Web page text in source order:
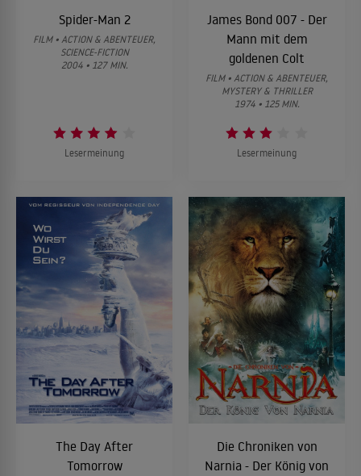
Spider-Man 2
FILM • ACTION & ABENTEUER,
SCIENCE-FICTION
2004 • 127 MIN.
Lesermeinung
James Bond 007 - Der
Mann mit dem
goldenen Colt
FILM • ACTION & ABENTEUER,
MYSTERY & THRILLER
1974 • 125 MIN.
Lesermeinung
The Day After
Tomorrow
Die Chroniken von
Narnia - Der König von